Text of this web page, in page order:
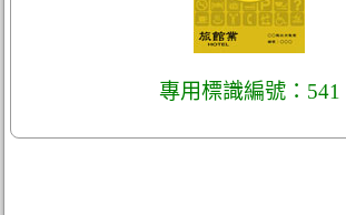
專用標識編號：541